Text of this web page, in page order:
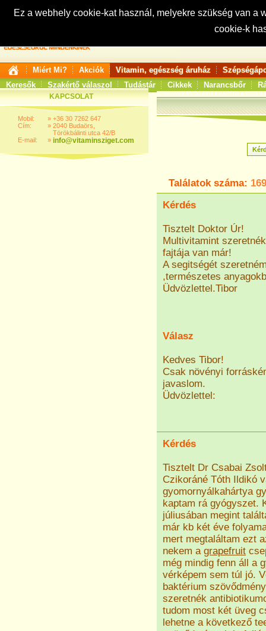
Ez a webhely cookie-kat használ, melyekre szükség van
cookie-k
Keresés:
Miért Mi? Akciók Vitamin, egészség áruház
Keresők
Szakértő válaszol Tudástár Cikkek Narancsbőr
KAPCSOLAT
Mobil:
Cím:
E-mail:
»
»
»
+36 30 7262 647
2040 Budaörs,
Törökbálinti utca 42/B
info@vitaminsziget.com
Találatok száma:
Kérdés
Tisztelt Doktor Úr!
Multivitamint
fajtája van már!
A segitségét
,természetes
Üdvözlettel.Tibor
Válasz
Kedves Tibor!
Csak növényi
javaslom.
Üdvözlettel:
Kérdés
Tisztelt Dr Csabai
Czikoráné Tóth Ildikó
gyomornyálkahártya
kaptam rá gyógyszet.
júliusában megint
már kb két éve
mert megtaláltam ezt
nekem a grapefruit
még mindig fenn áll a
vérképem sem túl jó.
baktérium
szeretnék
tudom most két üveg
lehetne a következő